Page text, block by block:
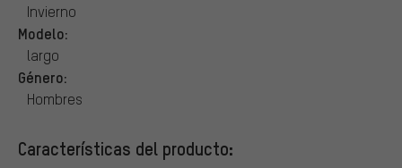
Invierno
Modelo:
largo
Género:
Hombres
Características del producto: